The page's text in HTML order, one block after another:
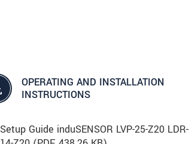
OPERATING AND INSTALLATION
INSTRUCTIONS
Setup Guide induSENSOR LVP-25-Z20 LDR-